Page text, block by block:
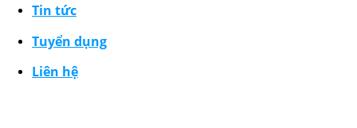
Tin tức
Tuyển dụng
Liên hệ